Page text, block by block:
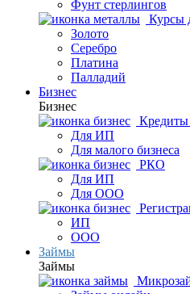
Фунт стерлингов
Курсы
Золото
Серебро
Платина
Палладий
Бизнес
Бизнес
Кредиты
Для ИП
Для малого бизнеса
РКО
Для ИП
Для ООО
ИП
ООО
Займы
Займы